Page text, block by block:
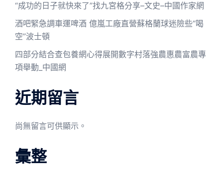
“成功的日子就快來了”找九宮格分享–文史–中國作家網
酒吧緊急調車運啤酒 億嵐工廠直營蘇格蘭球迷險些“喝
空”波士頓
四部分結合查包養網心得展開數字村落強農惠農富農專
項舉動_中國網
近期留言
尚無留言可供顯示。
彙整